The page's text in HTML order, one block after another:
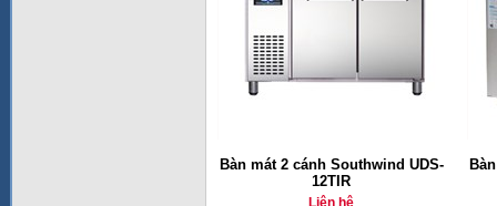
Bàn mát 2 cánh Southwind UDS-
12TIR
Liên hệ